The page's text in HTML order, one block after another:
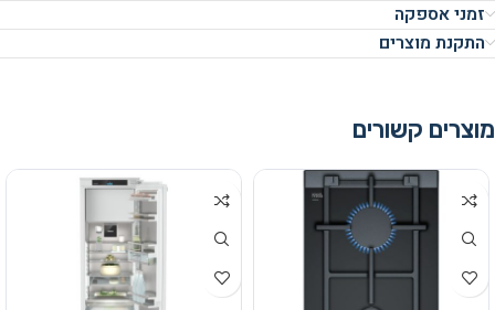
זמני אספקה
התקנת מוצרים
מוצרים קשורים